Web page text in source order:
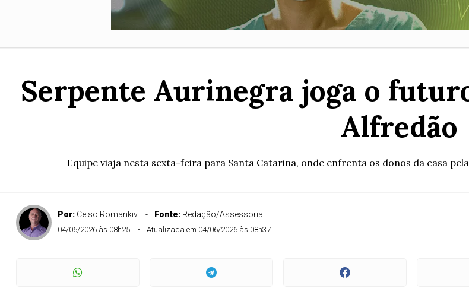
Serpente Aurinegra joga o
Alfredão
Equipe viaja nesta sexta-feira para Santa Catarina, onde enfrenta os donos da casa
Por: Celso Romankiv Fonte: Redação/Assessoria
04/06/2026 às 08h25 Atualizada em 04/06/2026 às 08h37